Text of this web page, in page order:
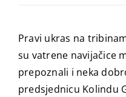
Pravi ukras na
su vatrene navijačice
prepoznali i neka
predsjednicu Kolindu